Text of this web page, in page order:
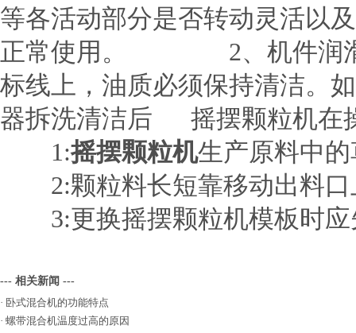
等各活动部分是否转动灵活以
正常使用。 2、机件润滑：
标线上，油质必须保持清洁。
器拆洗清洁后 摇摆颗粒机在
1:摇摆颗粒机生产原料中
2:颗粒料长短靠移动出料口
3:更换摇摆颗粒机模板时应
--- 相关新闻 ---
· 卧式混合机的功能特点
· 螺带混合机温度过高的原因